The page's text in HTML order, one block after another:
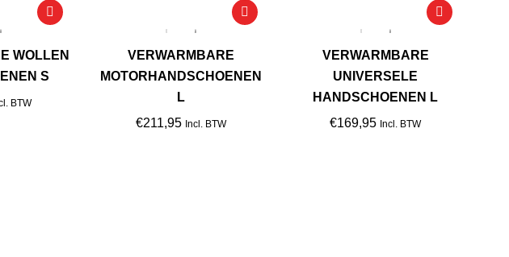
WOLLEN
S
BTW
VERWARMBARE
MOTORHANDSCHOENEN
L
€211,95 Incl. BTW
VERWARMBARE
UNIVERSELE
HANDSCHOENEN L
€169,95 Incl. BTW